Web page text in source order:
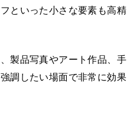
といった小さな要素も高精
製品写真やアート作品、手
調したい場面で非常に効果